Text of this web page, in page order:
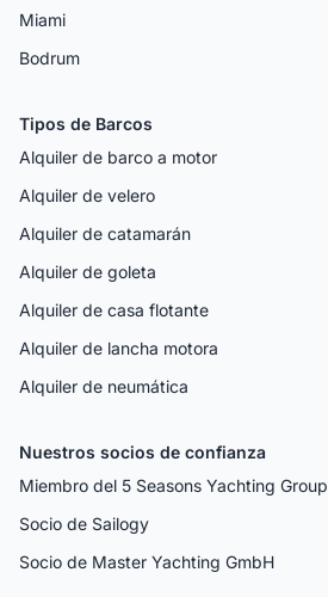
Miami
Bodrum
Tipos de Barcos
Alquiler de barco a motor
Alquiler de velero
Alquiler de catamarán
Alquiler de goleta
Alquiler de casa flotante
Alquiler de lancha motora
Alquiler de neumática
Nuestros socios de confianza
Miembro del 5 Seasons Yachting Group
Socio de Sailogy
Socio de Master Yachting GmbH